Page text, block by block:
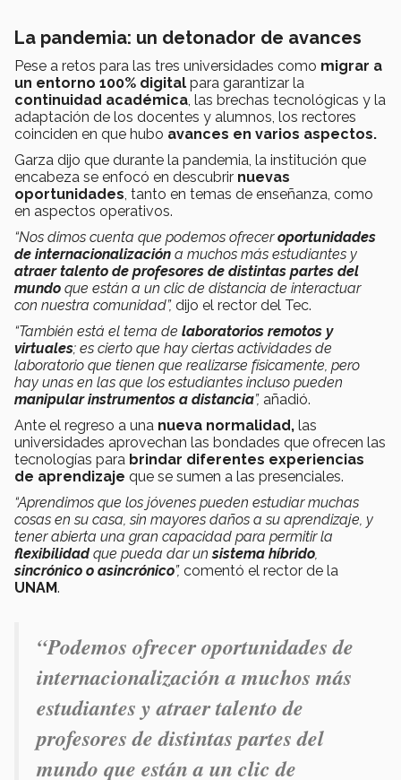
La pandemia: un detonador de avances
Pese a retos para las tres universidades como migrar a
un entorno 100% digital para garantizar la
continuidad académica, las brechas tecnológicas y la
adaptación de los docentes y alumnos, los rectores
coinciden en que hubo avances en varios aspectos.
Garza dijo que durante la pandemia, la institución que
encabeza se enfocó en descubrir nuevas
oportunidades, tanto en temas de enseñanza, como
en aspectos operativos.
“Nos dimos cuenta que podemos ofreceroportunidades
de internacionalización a muchos más estudiantes y
atraer talento de profesores de distintas partes del
mundo que están a un clic de distancia de interactuar
con nuestra comunidad”, dijo el rector del Tec.
“También está el tema de laboratorios remotos y
virtuales; es cierto que hay ciertas actividades de
laboratorio que tienen que realizarse físicamente, pero
hay unas en las que los estudiantes incluso pueden
manipular instrumentos a distancia”, añadió.
Ante el regreso a una nueva normalidad, las
universidades aprovechan las bondades que ofrecen las
tecnologías para brindar diferentes experiencias
de aprendizaje que se sumen a las presenciales.
“Aprendimos que los jóvenes pueden estudiar muchas
cosas en su casa, sin mayores daños a su aprendizaje, y
tener abierta una gran capacidad para permitir la
flexibilidadque pueda dar un sistema híbrido,
sincrónico o asincrónico”, comentó el rector de la
UNAM.
“Podemos ofrecer oportunidades de
internacionalización a muchos más
estudiantes y atraer talento de
profesores de distintas partes del
mundo que están a un clic de